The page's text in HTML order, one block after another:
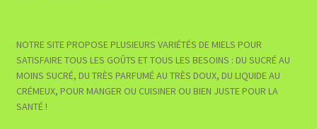
NOTRE SITE PROPOSE PLUSIEURS VARIÉTÉS DE MIELS POUR
SATISFAIRE TOUS LES GOÛTS ET TOUS LES BESOINS : DU SUCRÉ AU
MOINS SUCRÉ, DU TRÈS PARFUMÉ AU TRÈS DOUX, DU LIQUIDE AU
CRÉMEUX, POUR MANGER OU CUISINER OU BIEN JUSTE POUR LA
SANTÉ !